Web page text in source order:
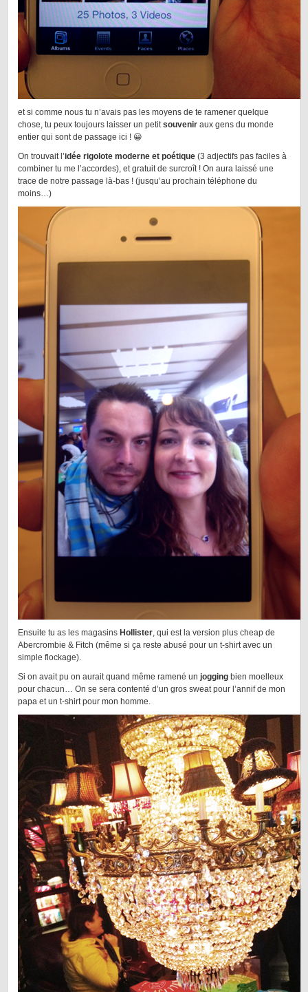
et si comme nous tu n’avais pas les moyens de te ramener quelque
chose, tu peux toujours laisser un petitsouvenir aux gens du monde
entier qui sont de passage ici ! 😀
On trouvait l’idée rigolote moderne et poétique (3 adjectifs pas faciles à
combiner tu me l’accordes), et gratuit de surcroît ! On aura laissé une
trace de notre passage là-bas ! (jusqu’au prochain téléphone du
moins…)
Ensuite tu as les magasins Hollister, qui est la version plus cheap de
Abercrombie & Fitch (même si ça reste abusé pour un t-shirt avec un
simple flockage).
Si on avait pu on aurait quand même ramené un jogging bien moelleux
pour chacun… On se sera contenté d’un gros sweat pour l’annif de mon
papa et un t-shirt pour mon homme.